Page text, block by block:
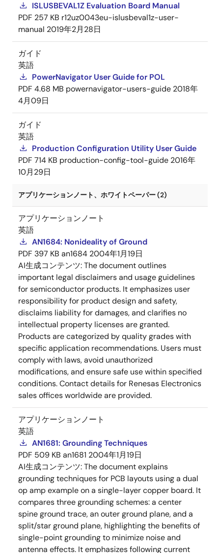
ISLUSBEVAL1Z Evaluation Board Manual
PDF 257 KB r12uz0043eu-islusbeval1z-user-
manual 2019年2月28日
ガイド
英語
PowerNavigator User Guide for POL
PDF 4.68 MB powernavigator-users-guide 2018年
4月09日
ガイド
英語
Production Configuration Utility User Guide
PDF 714 KB production-config-tool-guide 2016年
10月29日
アプリケーションノート、ホワイトペーパー (2)
アプリケーションノート
英語
AN1684: Nonideality of Ground
PDF 397 KB an1684 2004年1月19日
AI生成コンテンツ:The document outlines
important legal disclaimers and usage guidelines
for semiconductor products. It emphasizes user
responsibility for product design and safety,
disclaims liability for damages, and clarifies no
intellectual property licenses are granted.
Products are categorized by quality grades with
specific application recommendations. Users must
comply with laws, avoid unauthorized
modifications, and ensure safe use within specified
conditions. Contact details for Renesas Electronics
sales offices worldwide are provided.
アプリケーションノート
英語
AN1681: Grounding Techniques
PDF 509 KB an1681 2004年1月19日
AI生成コンテンツ:The document explains
grounding techniques for PCB layouts using a dual
op amp example on a single-layer copper board. It
compares three grounding schemes: a center
spine ground trace, an outer ground plane, and a
split/star ground plane, highlighting the benefits of
single-point grounding to minimize noise and
antenna effects. It emphasizes following current